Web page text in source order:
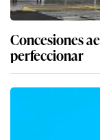
Concesiones
perfeccionar